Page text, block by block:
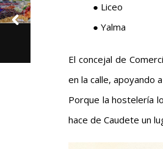
● Liceo
● Yalma
El concejal de
en la calle, apoyando
Porque la hostelería
hace de Caudete un